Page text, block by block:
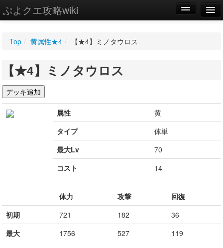
ぷよクエ攻略wiki
WIKI
設定
Top / 黄属性★4 / 【★4】ミノタウロス
【★4】ミノタウロス
属性
黄
タイプ
体単
最大Lv
70
コスト
14
体力 攻撃
回復
初期
721 182
36
最大
1756 527 119